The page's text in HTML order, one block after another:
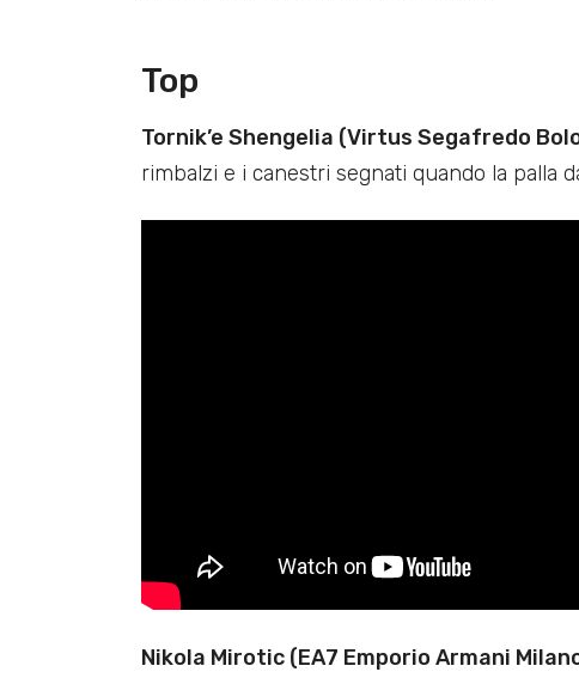
Top
Tornik’e Shengelia (Virtus Segafredo
rimbalzi e i canestri segnati quando la palla
Nikola Mirotic (EA7 Emporio Armani